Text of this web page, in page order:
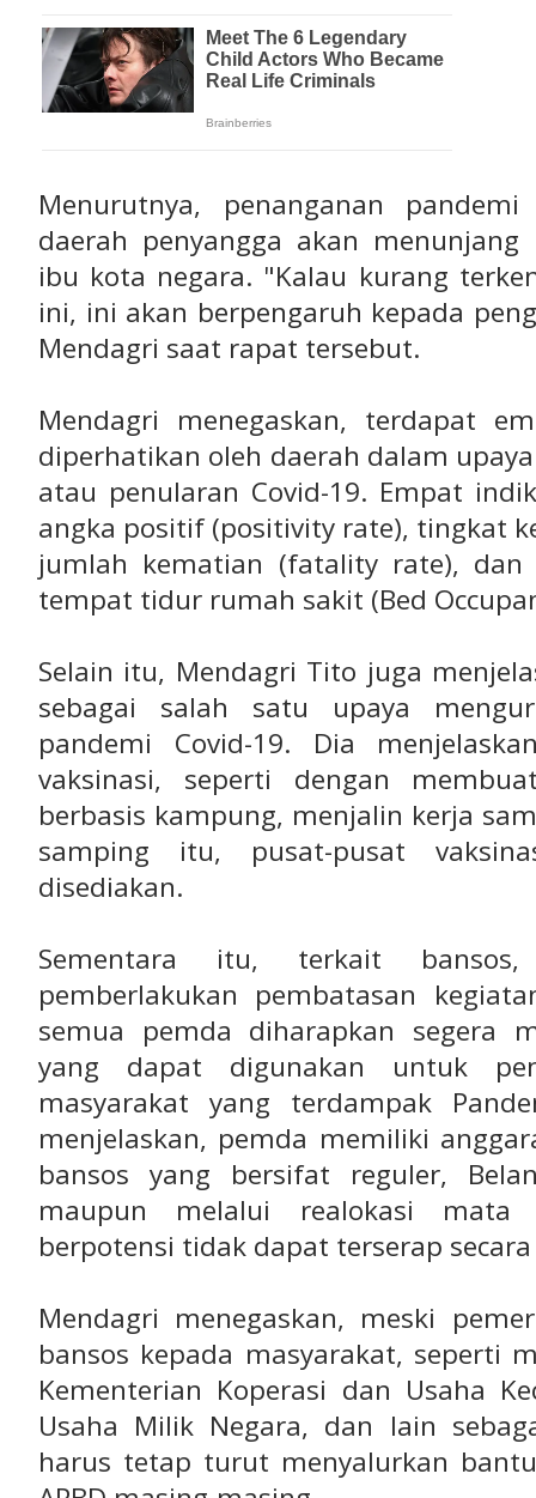
Menurutnya, penanganan
daerah penyangga akan
ibu kota negara. "Kalau kurang
ini, ini akan berpengaruh kepada
Mendagri saat rapat tersebut.
Mendagri menegaskan, terdapat
diperhatikan oleh daerah dalam
atau penularan Covid-19. Empat
angka positif (positivity rate), tingkat
jumlah kematian (fatality rate),
tempat tidur rumah sakit (Bed
Selain itu, Mendagri Tito juga
sebagai salah satu upaya
pandemi Covid-19. Dia
vaksinasi, seperti dengan
berbasis kampung, menjalin kerja
samping itu, pusat-pusat
disediakan.
Sementara itu, terkait
pemberlakukan pembatasan
semua pemda diharapkan segera
yang dapat digunakan untuk
masyarakat yang terdampak
menjelaskan, pemda memiliki
bansos yang bersifat reguler,
maupun melalui realokasi mata
berpotensi tidak dapat terserap
Mendagri menegaskan, meski
bansos kepada masyarakat, seperti
Kementerian Koperasi dan Usaha
Usaha Milik Negara, dan lain
harus tetap turut menyalurkan